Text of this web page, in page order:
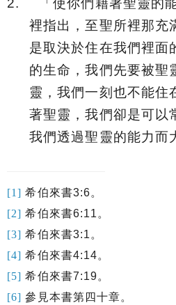
2.
「使你們藉著聖靈的
裡指出，至聖所裡那充
是取決於住在我們裡面
的生命，我們先要被聖
靈，我們一刻也不能住
著聖靈，我們卻是可以
我們透過聖靈的能力而
[1] 希伯來書3:6。
[2] 希伯來書6:11 。
[3] 希伯來書3:1 。
[4] 希伯來書4:14。
[5] 希伯來書7:19。
[6] 參見本書第四十章。